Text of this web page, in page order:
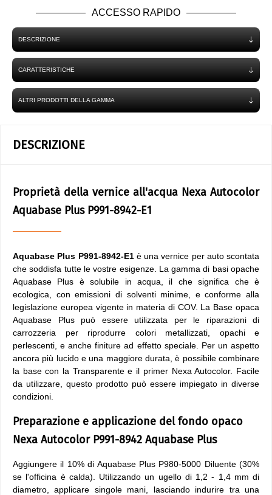
ACCESSO RAPIDO
DESCRIZIONE
CARATTERISTICHE
ALTRI PRODOTTI DELLA GAMMA
DESCRIZIONE
Proprietà della vernice all'acqua Nexa Autocolor
Aquabase Plus P991-8942-E1
Aquabase Plus P991-8942-E1è una vernice per auto scontata
che soddisfa tutte le vostre esigenze. La gamma di basi opache
Aquabase Plus è solubile in acqua, il che significa che è
ecologica, con emissioni di solventi minime, e conforme alla
legislazione europea vigente in materia di COV. La Base opaca
Aquabase Plus può essere utilizzata per le riparazioni di
carrozzeria per riprodurre colori metallizzati, opachi e
perlescenti, e anche finiture ad effetto speciale. Per un aspetto
ancora più lucido e una maggiore durata, è possibile combinare
la base con la Transparente e il primer Nexa Autocolor. Facile
da utilizzare, questo prodotto può essere impiegato in diverse
condizioni.
Preparazione e applicazione del fondo opaco
Nexa Autocolor P991-8942 Aquabase Plus
Aggiungere il 10% di Aquabase Plus P980-5000 Diluente (30%
se l'officina è calda). Utilizzando un ugello di 1,2 - 1,4 mm di
diametro, applicare singole mani, lasciando indurire tra una